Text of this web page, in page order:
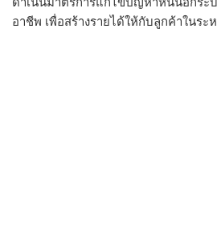
อาชีพ เพื่อสร้างรายได้ให้กับลูกค้าในระ